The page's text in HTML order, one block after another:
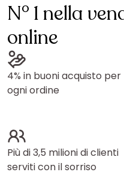
N° 1 nella
online
4% in buoni acquisto per
ogni ordine
Più di 3,5 milioni di clienti
serviti con il sorriso